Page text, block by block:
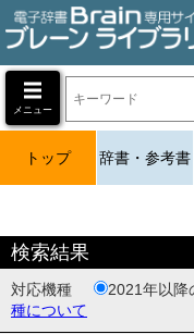
メニュー
トップ 辞書・参考書
検索結果
対応機種 2021年以降
種について